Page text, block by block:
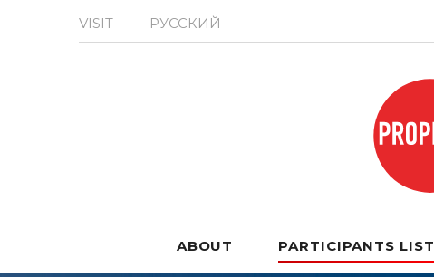
VISIT РУССКИЙ
ABOUT PARTICIPANTS LIST